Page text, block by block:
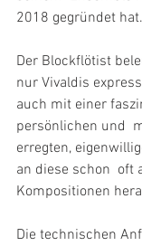
2018 gegründet hat.
Der Blockflötist
nur Vivaldis
auch mit einer
persönlichen und
erregten,
an diese schon  oft
Kompositionen
Die technischen